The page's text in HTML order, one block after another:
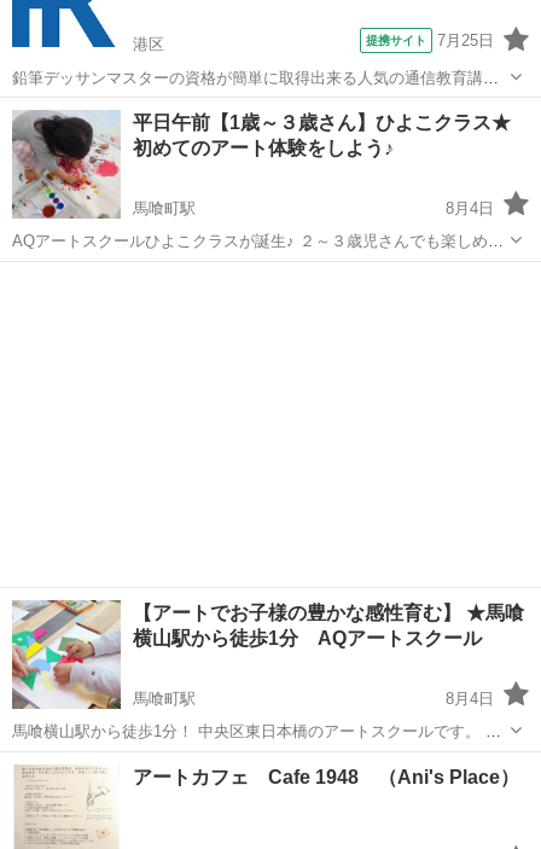
港区 提携サイト 7月25日
鉛筆デッサンマスターの資格が簡単に取得出来る人気の通信教育講座
です。受講生満足度1位の通信教育鉛筆デッサンマスター講座以外にも
多数の講座を御用意。ほとんどの講座が資格協会認定講座！！卒業す
るだけで100%資格が取得出来る講座...
東京 港区 デッサン
平日午前【1歳～３歳さん】ひよこクラス★
初めてのアート体験をしよう♪
馬喰町駅
8月4日
AQアートスクールひよこクラスが誕生♪ ２～３歳児さんでも楽しめる
週替わりの課題をご用意しております。 絵の具遊びや簡単な工作で、
【アートでお子様の豊かな感性育む】 ★馬喰
横山駅から徒歩1分 AQアートスクール
馬喰町駅
8月4日
馬喰横山駅から徒歩1分！ 中央区東日本橋のアートスクールです。 当
スクールは、皆がお好きな時、お好きな時間に通って頂けるスクール
として開校いたしました♪ お子様と一緒に、講師も日々楽しみながら
制作をしております。...
東京 中央区 馬喰町駅
アートカフェ Cafe 1948 （Ani's Place）